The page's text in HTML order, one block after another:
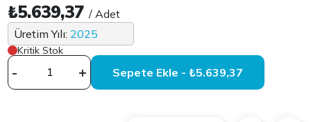
₺5.639,37/ Adet
Üretim Yılı: 2025
Kritik Stok
- + Sepete Ekle - ₺5.639,37